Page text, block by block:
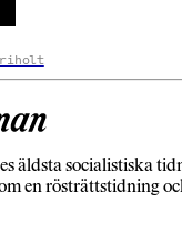
äldsta socialistiska
en rösträttstidning